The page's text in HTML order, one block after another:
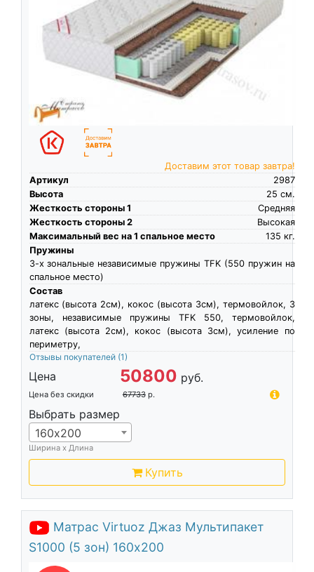
Доставим этот товар завтра!
Артикул
2987
Высота
см.
25
Жесткость стороны 1
Средняя
Жесткость стороны 2
Высокая
Максимальный вес на 1 спальное место
кг.
135
Пружины
3-х зональные независимые пружины TFK (550 пружин на
спальное место)
Состав
латекс (высота 2см), кокос (высота 3см), термовойлок, 3
зоны, независимые пружины TFK 550, термовойлок,
латекс (высота 2см), кокос (высота 3см), усиление по
периметру,
Отзывы покупателей (1)
Цена 50800 руб.
Цена без скидки 67733 р.
Выбрать размер
160х200
Ширина х Длина
Купить
Матрас Virtuoz Джаз Мультипакет
S1000 (5 зон) 160х200